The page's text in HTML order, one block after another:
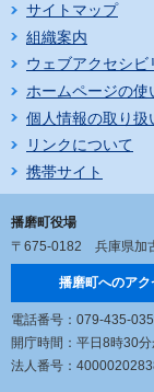
サイトマップ
組織案内
ウェブアクセシ
ホームページの使
個人情報の取り扱
リンクについて
携帯サイト
播磨町役場
〒675-0182 兵庫県加
播磨町へのアク
電話番号：079-435-
開庁時間：平日8時30
法人番号：